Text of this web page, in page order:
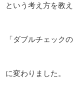
という考え方を教
「ダブルチェック
に変わりました。